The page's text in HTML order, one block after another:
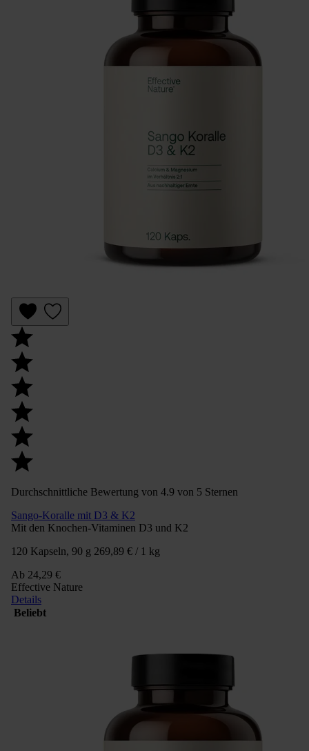
Durchschnittliche Bewertung von 4.9 von 5 Sternen
Sango-Koralle mit D3 & K2
Mit den Knochen-Vitaminen D3 und K2
120 Kapseln, 90 g 269,89 € / 1 kg
Ab 24,29 €
Effective Nature
Details
Beliebt